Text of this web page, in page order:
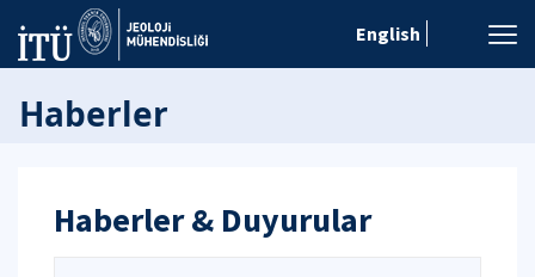
English
Haberler
Haberler & Duyurular